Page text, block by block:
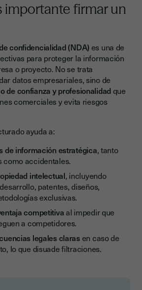
importante firmar un
confidencialidad (NDA) es una de
para proteger la información
o proyecto. No se trata
datos empresariales, sino de
de confianza y profesionalidad que
comerciales y evita riesgos
ayuda a:
de información estratégica, tanto
como accidentales.
intelectual, incluyendo
patentes, diseños,
exclusivas.
competitivaal impedir que
a competidores.
legales clarasen caso de
lo que disuade filtraciones.